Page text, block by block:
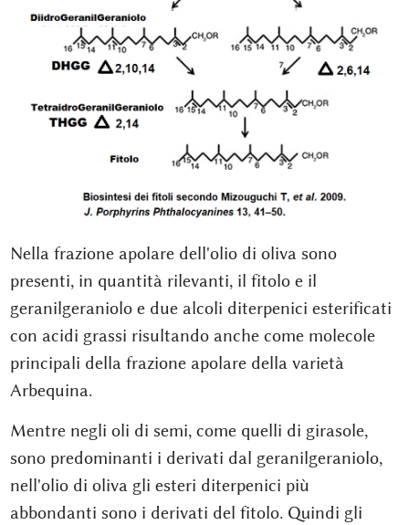
Nella frazione apolare dell'olio di oliva sono
presenti, in quantità rilevanti, il fitolo e il
geranilgeraniolo e due alcoli diterpenici esterificati
con acidi grassi risultando anche come molecole
principali della frazione apolare della varietà
Arbequina.
Mentre negli oli di semi, come quelli di girasole,
sono predominanti i derivati dal geranilgeraniolo,
nell'olio di oliva gli esteri diterpenici più
abbondanti sono i derivati del fitolo. Quindi gli